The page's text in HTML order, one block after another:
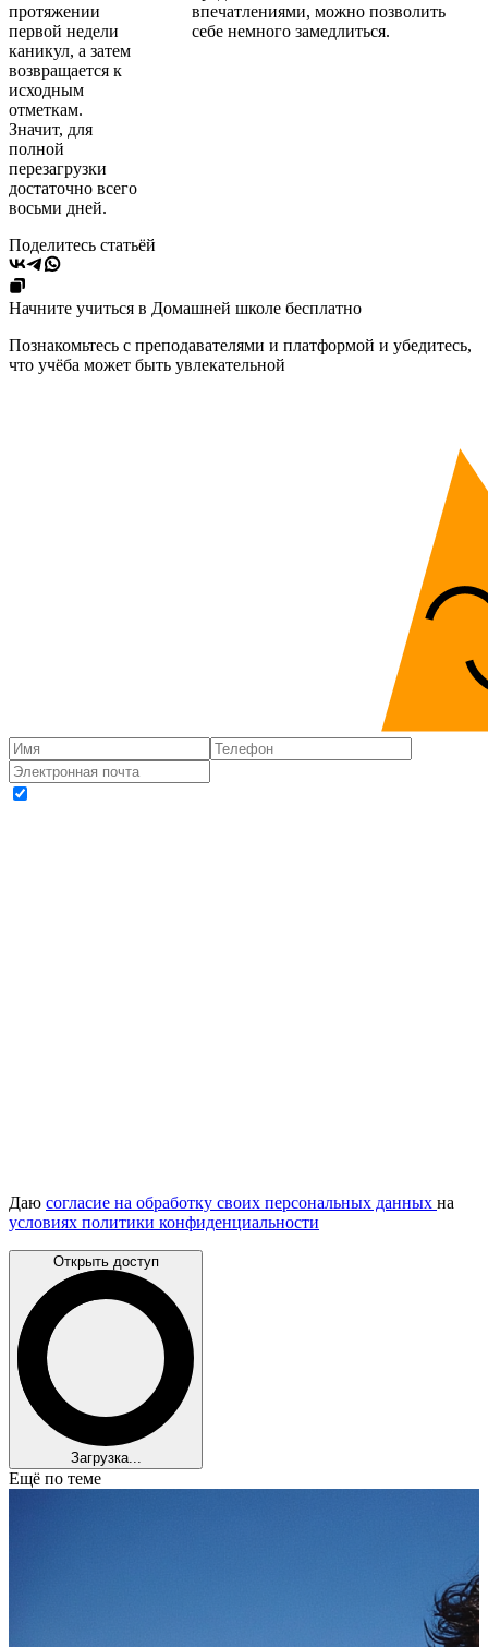
протяжении
первой недели
каникул, а затем
возвращается к
исходным
отметкам.
Значит, для
полной
перезагрузки
достаточно всего
восьми дней.
впечатлениями, можно позволить
себе немного замедлиться.
Поделитесь статьёй
Начните учиться в Домашней школе бесплатно
Познакомьтесь с преподавателями и платформой и убедитесь,
что учёба может быть увлекательной
Даю согласие на обработку своих персональных данных на
условиях политики конфиденциальности
Открыть доступ
Загрузка...
Ещё по теме